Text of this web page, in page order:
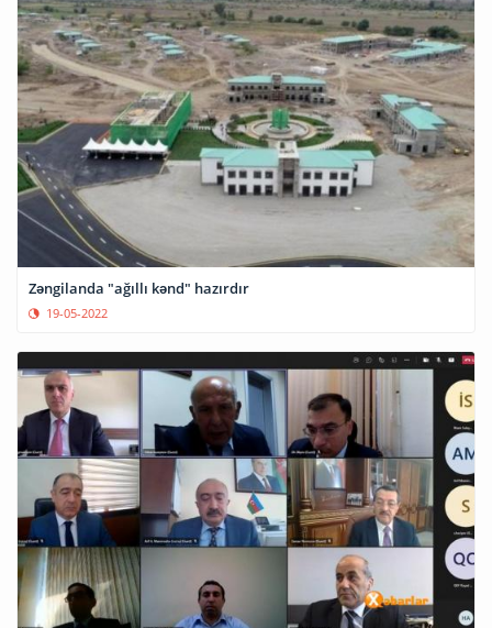
Zəngilanda "ağıllı kənd" hazırdır
19-05-2022